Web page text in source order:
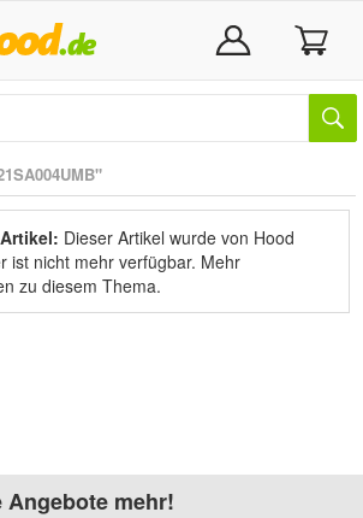
Dieser Artikel wurde von Hood
ist nicht mehr verfügbar. Mehr
zu diesem Thema.
Angebote mehr!